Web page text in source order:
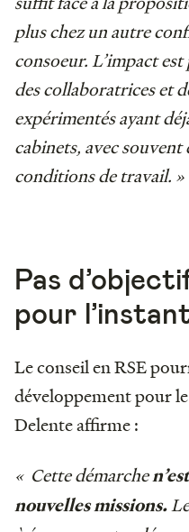
plus chez un autre
consoeur. L’impact
des collaboratrices et
expérimentés ayant
cabinets, avec
conditions de travail. »
Pas
pour
Le conseil en RSE
développement pour
Delente affirme :
« Cette démarche
nouvelles missions.